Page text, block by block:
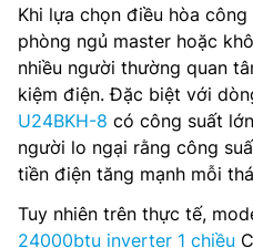
Khi lựa chọn điều hòa
phòng ngủ master hoặc
nhiều người thường quan
kiệm điện. Đặc biệt với
U24BKH-8 có công suất
người lo ngại rằng công
tiền điện tăng mạnh mỗi
Tuy nhiên trên thực tế,
24000btu inverter 1 chiều